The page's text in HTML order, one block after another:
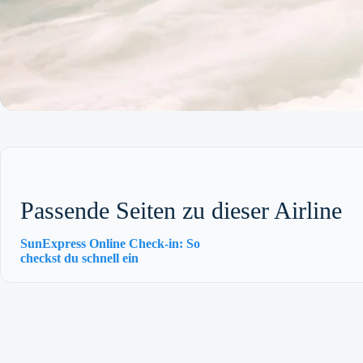
Passende Seiten zu dieser Airline
SunExpress Online Check-in: So
checkst du schnell ein